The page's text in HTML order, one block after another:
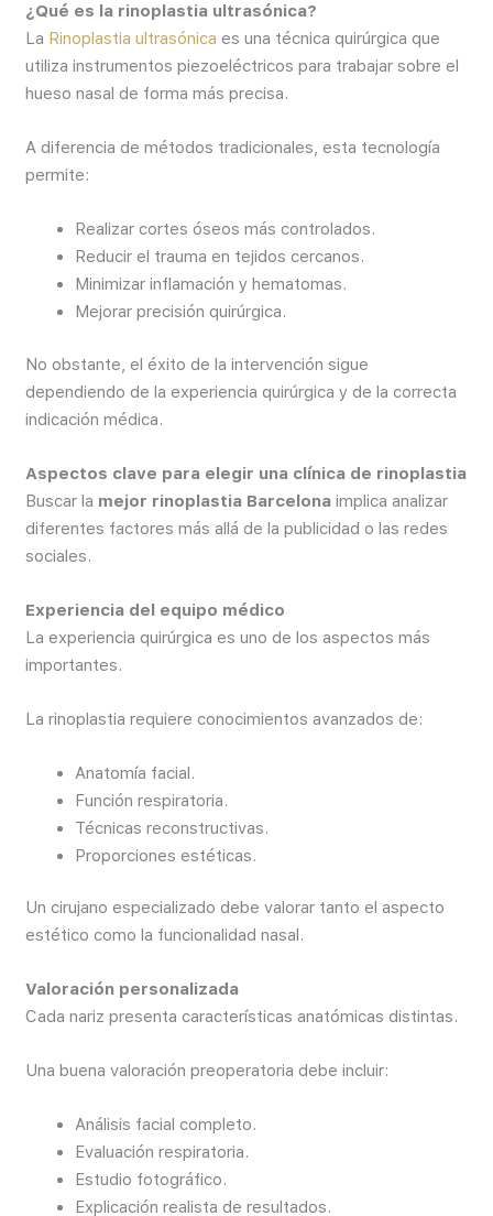
¿Qué es la rinoplastia ultrasónica?
La Rinoplastia ultrasónica es una técnica quirúrgica que
utiliza instrumentos piezoeléctricos para trabajar sobre el
hueso nasal de forma más precisa.
A diferencia de métodos tradicionales, esta tecnología
permite:
Realizar cortes óseos más controlados.
Reducir el trauma en tejidos cercanos.
Minimizar inflamación y hematomas.
Mejorar precisión quirúrgica.
No obstante, el éxito de la intervención sigue
dependiendo de la experiencia quirúrgica y de la correcta
indicación médica.
Aspectos clave para elegir una clínica de rinoplastia
Buscar la mejor rinoplastia Barcelona implica analizar
diferentes factores más allá de la publicidad o las redes
sociales.
Experiencia del equipo médico
La experiencia quirúrgica es uno de los aspectos más
importantes.
La rinoplastia requiere conocimientos avanzados de:
Anatomía facial.
Función respiratoria.
Técnicas reconstructivas.
Proporciones estéticas.
Un cirujano especializado debe valorar tanto el aspecto
estético como la funcionalidad nasal.
Valoración personalizada
Cada nariz presenta características anatómicas distintas.
Una buena valoración preoperatoria debe incluir:
Análisis facial completo.
Evaluación respiratoria.
Estudio fotográfico.
Explicación realista de resultados.